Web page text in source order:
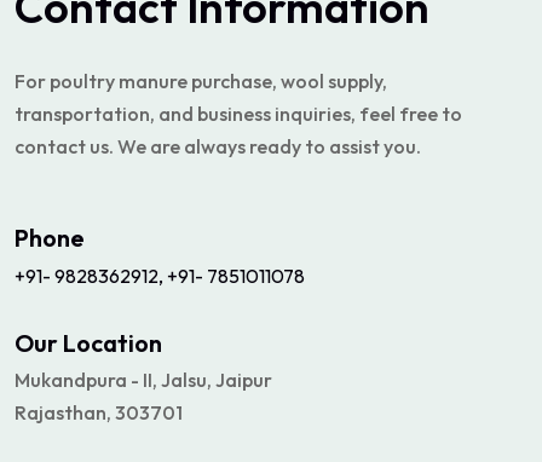
For poultry manure purchase, wool supply,
transportation, and business inquiries, feel free to
contact us. We are always ready to assist you.
Phone
+91- 9828362912, +91- 7851011078
Our Location
Mukandpura - II, Jalsu, Jaipur
Rajasthan, 303701